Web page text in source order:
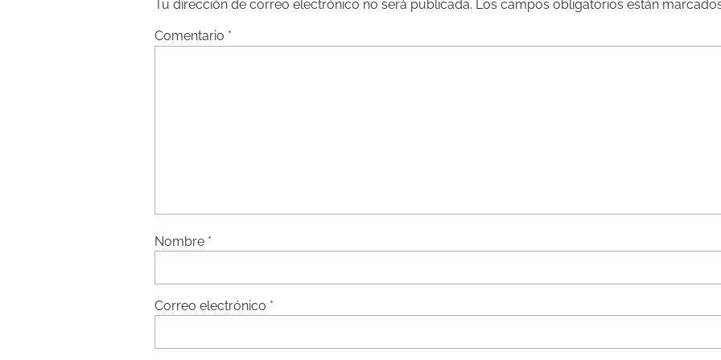
Tu dirección de correo electrónico no será publicada. Los campos obligatorios están
Comentario *
Nombre *
Correo electrónico *